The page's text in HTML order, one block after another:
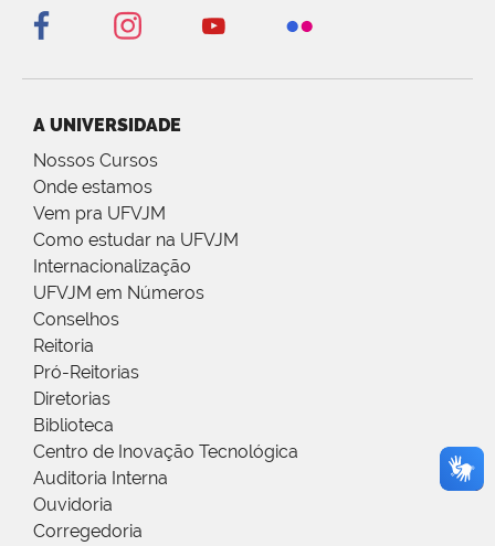
A UNIVERSIDADE
Nossos Cursos
Onde estamos
Vem pra UFVJM
Como estudar na UFVJM
Internacionalização
UFVJM em Números
Conselhos
Reitoria
Pró-Reitorias
Diretorias
Biblioteca
Centro de Inovação Tecnológica
Auditoria Interna
Ouvidoria
Corregedoria